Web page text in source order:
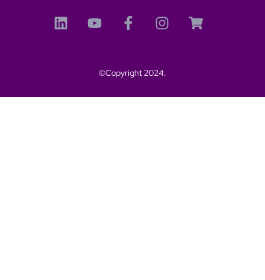
©Copyright 2024.